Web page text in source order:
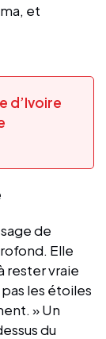
et
d’Ivoire
de
Elle
rester vraie
les étoiles
» Un
du